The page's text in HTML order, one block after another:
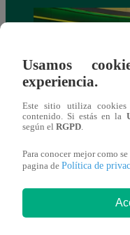
emotiva sorpresa en
mensaje personal
Usamos
experiencia.
Este sitio utiliza
contenido. Si estás en la
según el RGPD.
Para conocer mejor como
pagina de Política de